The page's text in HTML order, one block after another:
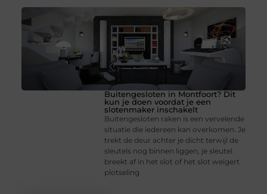
Buitengesloten in Montfoort? Dit
kun je doen voordat je een
slotenmaker inschakelt
Buitengesloten raken is een vervelende
situatie die iedereen kan overkomen. Je
trekt de deur achter je dicht terwijl de
sleutels nog binnen liggen, je sleutel
breekt af in het slot of het slot weigert
plotseling